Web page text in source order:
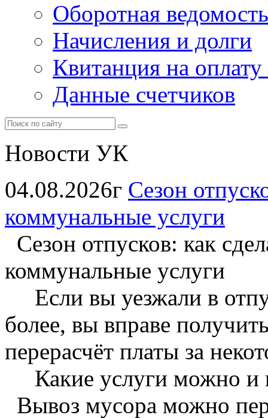
Оборотная ведомость
Начисления и долги
Квитанция на
Данные счетчиков
Новости УК
04.08.2026г Сезон
коммунальные услуги
Сезон отпусков: как
коммунальные услуги
Если вы уезжали в
более, вы вправе
перерасчёт платы за
Какие услуги можно и
Вывоз мусора можно